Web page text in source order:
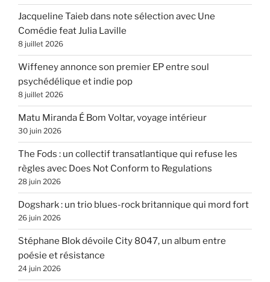
Jacqueline Taieb dans note sélection avec Une
Comédie feat Julia Laville
8 juillet 2026
Wiffeney annonce son premier EP entre soul
psychédélique et indie pop
8 juillet 2026
Matu Miranda É Bom Voltar, voyage intérieur
30 juin 2026
The Fods : un collectif transatlantique qui refuse les
règles avec Does Not Conform to Regulations
28 juin 2026
Dogshark : un trio blues-rock britannique qui mord fort
26 juin 2026
Stéphane Blok dévoile City 8047, un album entre
poésie et résistance
24 juin 2026